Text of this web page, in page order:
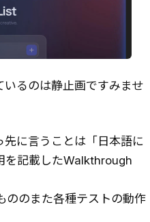
るのは静止画ですみませ
先に言うことは「日本語に
を記載したWalkthrough
のまた各種テストの動作